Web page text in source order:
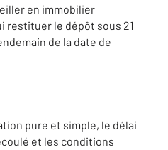
en immobilier
restituer le dépôt sous 21
de la date de
pure et simple, le délai
et les conditions